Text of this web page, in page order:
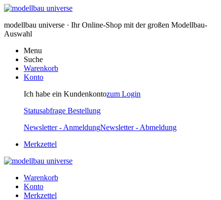
modellbau universe · Ihr Online-Shop mit der großen Modellbau-
Auswahl
Menu
Suche
Warenkorb
Konto
Ich habe ein Kundenkontozum Login
Statusabfrage Bestellung
Newsletter - AnmeldungNewsletter - Abmeldung
Merkzettel
Warenkorb
Konto
Merkzettel